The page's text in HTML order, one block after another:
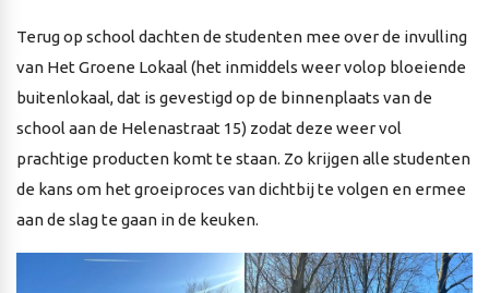
Terug op school dachten de studenten mee over de invulling
van Het Groene Lokaal (het inmiddels weer volop bloeiende
buitenlokaal, dat is gevestigd op de binnenplaats van de
school aan de Helenastraat 15) zodat deze weer vol
prachtige producten komt te staan. Zo krijgen alle studenten
de kans om het groeiproces van dichtbij te volgen en ermee
aan de slag te gaan in de keuken.